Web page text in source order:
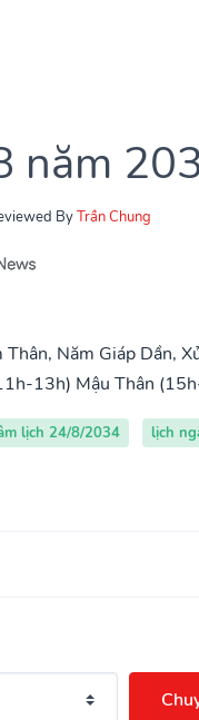
năm
ByTrần Chung
Năm Giáp Dần,
13h) Mậu Thân
lịch 24/8/2034
lịch